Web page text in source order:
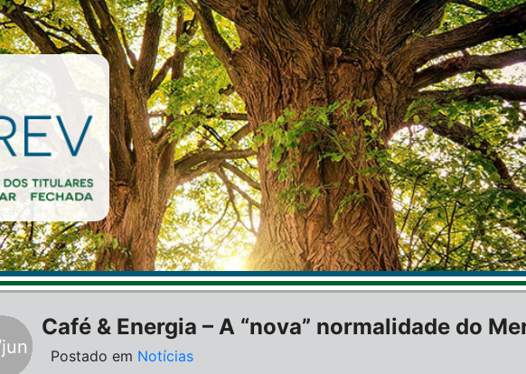
Café & Energia – A “nova” normalidade do
Postado em Notícias